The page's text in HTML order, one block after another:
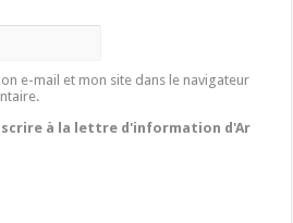
e-mail et mon site dans le navigateur
à la lettre d'information d'Ar